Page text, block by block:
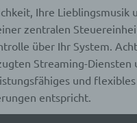
Ihre Lieblingsmusik
zentralen
über Ihr System.
Streaming-Diensten
und
entspricht.
Verhalten,
Person zu analysieren
ist die Verarbeitung